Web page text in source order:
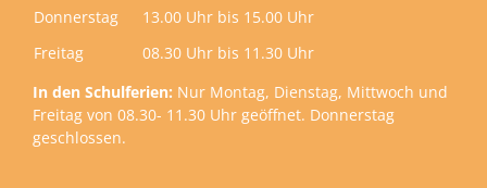
Donnerstag
13.00 Uhr bis 15.00 Uhr
Freitag
08.30 Uhr bis 11.30 Uhr
In den Schulferien: Nur Montag, Dienstag, Mittwoch und
Freitag von 08.30- 11.30 Uhr geöffnet. Donnerstag
geschlossen.